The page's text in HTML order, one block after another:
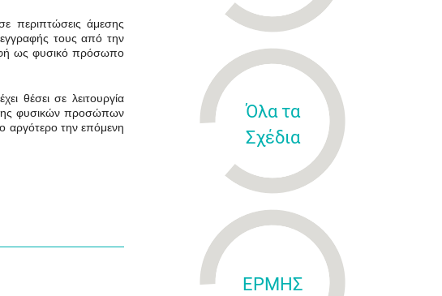
περιπτώσεις άμεσης
τους από την
ως φυσικό πρόσωπο
θέσει σε λειτουργία
φυσικών προσώπων
αργότερο την επόμενη
Όλα τα
Σχέδια
ΕΡΜΗΣ